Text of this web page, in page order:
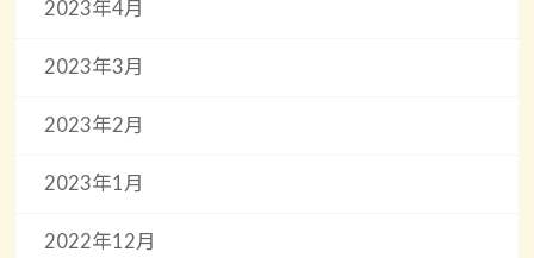
2023年4月
2023年3月
2023年2月
2023年1月
2022年12月